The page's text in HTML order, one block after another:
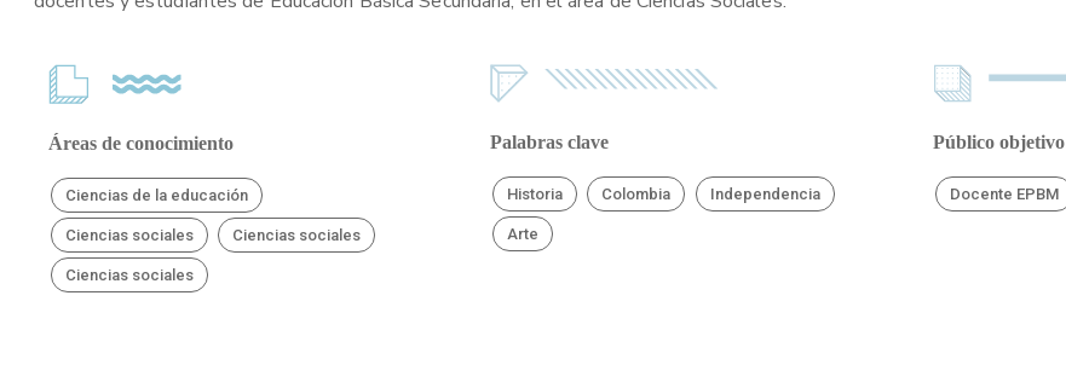
Áreas de conocimiento
Ciencias de la educación
Ciencias sociales Ciencias sociales
Ciencias sociales
Palabras clave
Historia Colombia Independencia
Arte
Público objetivo
Docente EPBM